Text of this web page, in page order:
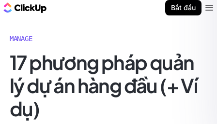
Bắt đầu
MANAGE
17 phương pháp quản
lý dự án hàng đầu (+ Ví
dụ)